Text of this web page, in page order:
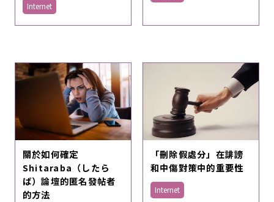
Internet
關於如何確定
Shitaraba（したら
ば）論壇的匿名發帖者
的方法
「刪除假處分」在誹謗
和中傷對策中的重要性
Internet